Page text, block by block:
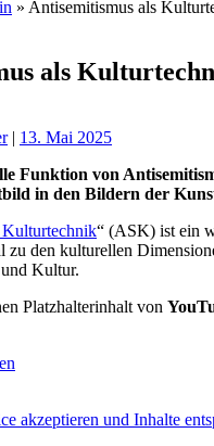
» Antisemitismus als
als
| 13. Mai 2025
Funktion von
in den Bildern der
Kulturtechnik“ (ASK) ist ein
zu den kulturellen
Kultur.
Platzhalterinhalt von
akzeptieren und Inhalte